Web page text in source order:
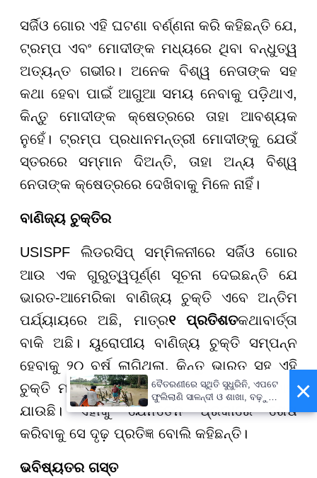
ସର୍ଜିଓ ଗୋର ଏହି ଘଟଣା ବର୍ଣ୍ଣନା କରି କହିଛନ୍ତି ଯେ,
ଟ୍ରମ୍ପ ଏବଂ ମୋଦୀଙ୍କ ମଧ୍ୟରେ ଥିବା ବନ୍ଧୁତ୍ୱ
ଅତ୍ୟନ୍ତ ଗଭୀର। ଅନେକ ବିଶ୍ୱ ନେତାଙ୍କ ସହ
କଥା ହେବା ପାଇଁ ଆଗୁଆ ସମୟ ନେବାକୁ ପଡ଼ିଥାଏ,
କିନ୍ତୁ ମୋଦୀଙ୍କ କ୍ଷେତ୍ରରେ ତାହା ଆବଶ୍ୟକ
ନୁହେଁ। ଟ୍ରମ୍ପ ପ୍ରଧାନମନ୍ତ୍ରୀ ମୋଦୀଙ୍କୁ ଯେଉଁ
ସ୍ତରରେ ସମ୍ମାନ ଦିଅନ୍ତି, ତାହା ଅନ୍ୟ ବିଶ୍ୱ
ନେତାଙ୍କ କ୍ଷେତ୍ରରେ ଦେଖିବାକୁ ମିଳେ ନାହିଁ।
ବାଣିଜ୍ୟ ଚୁକ୍ତିର
USISPF ଲିଡରସିପ୍ ସମ୍ମିଳନୀରେ ସର୍ଜିଓ ଗୋର
ଆଉ ଏକ ଗୁରୁତ୍ୱପୂର୍ଣ୍ଣ ସୂଚନା ଦେଇଛନ୍ତି ଯେ
ଭାରତ-ଆମେରିକା ବାଣିଜ୍ୟ ଚୁକ୍ତି ଏବେ ଅନ୍ତିମ
ପର୍ଯ୍ୟାୟରେ ଅଛି, ମାତ୍ର୧ ପ୍ରତିଶତକଥାବାର୍ତ୍ତା
ବାକି ଅଛି। ୟୁରୋପୀୟ ବାଣିଜ୍ୟ ଚୁକ୍ତି ସମ୍ପନ୍ନ
ହେବାକୁ ୨୦ ବର୍ଷ ଲାଗିଥିଲା, କିନ୍ତୁ ଭାରତ ସହ ଏହି
ଚୁକ୍ତି ମାତ୍ର ଦେଢ଼ ବର୍ଷ ମଧ୍ୟରେ ଶେଷ ହେବାକୁ
ଯାଉଛି। ଏହାକୁ ଯେନତେନ ପ୍ରକାରେ ଶେଷ
କରିବାକୁ ସେ ଦୃଢ଼ ପ୍ରତିଜ୍ଞ ବୋଲି କହିଛନ୍ତି।
ଭବିଷ୍ୟତର ଗସ୍ତ
×
ବୈତରଣୀରେ ସ୍ଥିତି ସୁଧୁରିନି, ଏପଟେ
ଫୁଲିଲାଣି ସାଳନ୍ଦୀ ଓ ଶାଖା, ବଢ଼ୁଛି